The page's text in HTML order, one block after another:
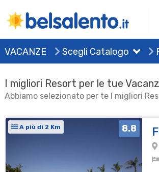
VACANZE Scegli Catalogo
I migliori Resort per le tue
Abbiamo selezionato per te I migliori
A più di 2 Km 8.8